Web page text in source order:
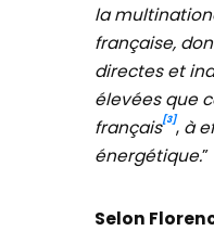
la
française,
directes et
élevées que
français[3], à
énergétique.”
Selon